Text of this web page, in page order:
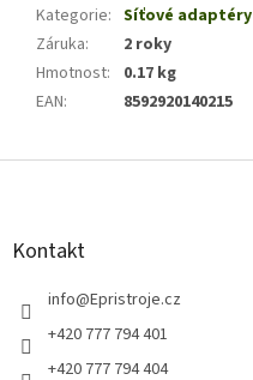
Kategorie: Síťové adaptéry
Záruka:
2 roky
Hmotnost:
0.17 kg
EAN: 8592920140215
Z
Kontakt
info@Epristroje.cz
+420 777 794 401
+420 777 794 404